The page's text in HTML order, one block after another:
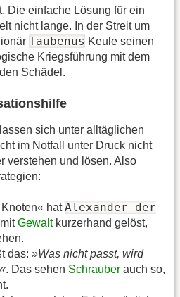
Die einfache Lösung für ein
nicht lange. In der Streit um
Taubenus Keule seinen
Kriegsführung mit dem
Schädel.
sich unter alltäglichen
im Notfall unter Druck nicht
verstehen und lösen. Also
hatAlexander der
Gewaltkurzerhand gelöst,
das: »Was nicht passt, wird
. Das sehen Schrauber auch so,